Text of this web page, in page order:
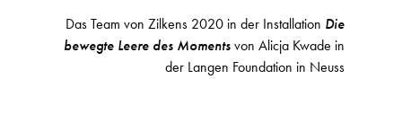
Das Team von Zilkens 2020 in der Installation Die
bewegte Leere des Momentsvon Alicja Kwade in
der Langen Foundation in Neuss